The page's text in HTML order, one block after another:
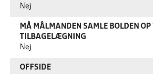
Nej
MÅ MÅLMANDEN SAMLE BOLDEN OP
TILBAGELÆGNING
Nej
OFFSIDE